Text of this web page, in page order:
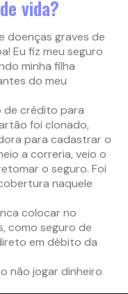
vida?
doenças graves de
Eu fiz meu seguro
minha filha
do meu
de crédito para
foi clonado,
para cadastrar o
a correria, veio o
o seguro. Foi
naquele
colocar no
como seguro de
em débito da
não jogar dinheiro